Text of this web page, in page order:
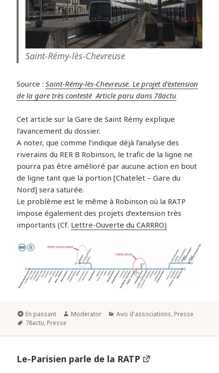
Saint-Rémy-lès-Chevreuse
Source :Saint-Rémy-lès-Chevreuse. Le projet d’extension
de la gare très contesté Article paru dans 78actu
Cet article sur la Gare de Saint Rémy explique
l’avancement du dossier.
A noter, que comme l’indique déjà l’analyse des
riverains du RER B Robinson, le trafic de la ligne ne
pourra pas être amélioré par aucune action en bout
de ligne tant que la portion [Chatelet – Gare du
Nord] sera saturée.
Le problème est le même à Robinson où la RATP
impose également des projets d’extension très
importants (Cf. Lettre-Ouverte du CARRRO)
En passant Moderator Avis d'associations, Presse
78actu, Presse
Le-Parisien parle de la RATP